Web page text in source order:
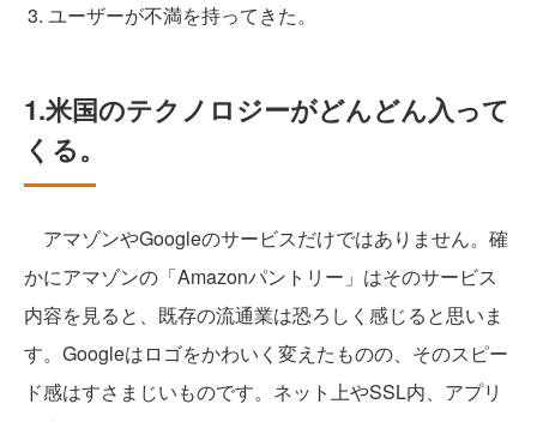
ユーザーが不満を持ってきた。
1.米国のテクノロジーがどんどん入って
くる。
アマゾンやGoogleのサービスだけではありません。確
かにアマゾンの「Amazonパントリー」はそのサービス
内容を見ると、既存の流通業は恐ろしく感じると思いま
す。Googleはロゴをかわいく変えたものの、そのスピー
ド感はすさまじいものです。ネット上やSSL内、アプリ